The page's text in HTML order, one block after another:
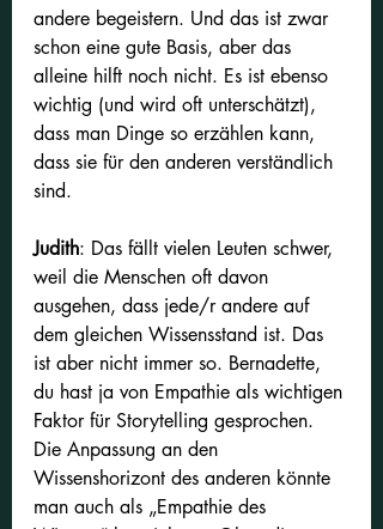
andere begeistern. Und das ist zwar
schon eine gute Basis, aber das
alleine hilft noch nicht. Es ist ebenso
wichtig (und wird oft unterschätzt),
dass man Dinge so erzählen kann,
dass sie für den anderen verständlich
sind.
Judith: Das fällt vielen Leuten schwer,
weil die Menschen oft davon
ausgehen, dass jede/r andere auf
dem gleichen Wissensstand ist. Das
ist aber nicht immer so. Bernadette,
du hast ja von Empathie als wichtigen
Faktor für Storytelling gesprochen.
Die Anpassung an den
Wissenshorizont des anderen könnte
man auch als „Empathie des